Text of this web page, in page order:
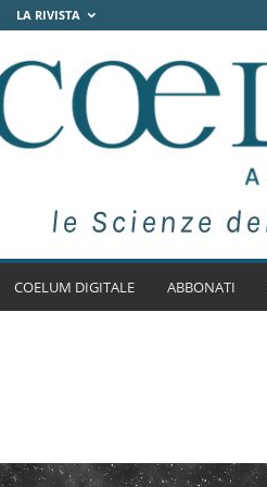
LA RIVISTA
COELUM DIGITALE ABBONATI